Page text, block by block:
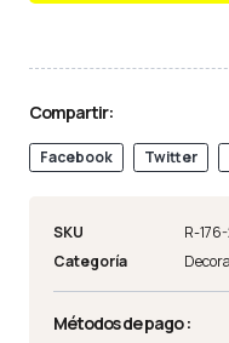
Compartir:
Facebook Twitter
SKU
R-
Categoría
Métodos de pago :